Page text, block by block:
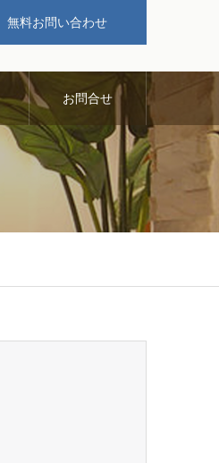
無料お問い合わせ
お問合せ